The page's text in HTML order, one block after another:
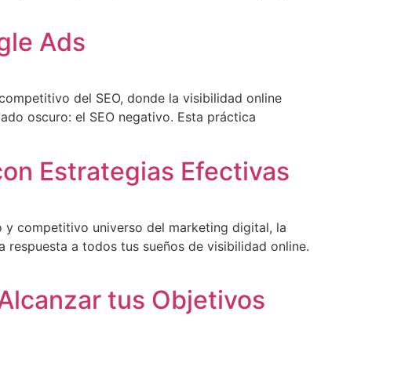
Ads
del SEO, donde la visibilidad online
oscuro: el SEO negativo. Esta práctica
Estrategias Efectivas
y competitivo universo del marketing digital, la
a todos tus sueños de visibilidad online.
tus Objetivos